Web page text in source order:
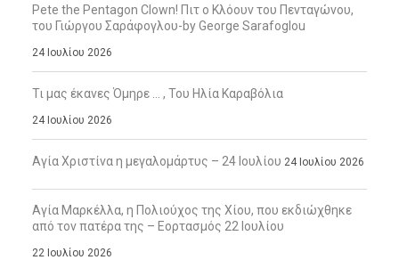
Pete the Pentagon Clown! Πιτ ο Κλόουν του Πενταγώνου,
του Γιώργου Σαράφογλου-by George Sarafoglou
24 Ιουλίου 2026
Τι μας έκανες Όμηρε … , Του Ηλία Καραβόλια
24 Ιουλίου 2026
Αγία Χριστίνα η μεγαλομάρτυς – 24 Ιουλίου 24 Ιουλίου 2026
Αγία Μαρκέλλα, η Πολιούχος της Χίου, που εκδιώχθηκε
από τον πατέρα της – Εορτασμός 22 Ιουλίου
22 Ιουλίου 2026